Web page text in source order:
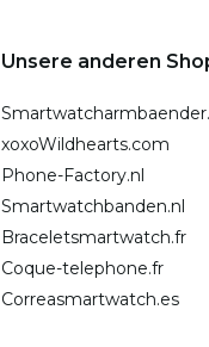
Unsere anderen
xoxoWildhearts.com
Phone-Factory.nl
Smartwatchbanden.nl
Braceletsmartwatch.fr
Coque-telephone.fr
Correasmartwatch.es